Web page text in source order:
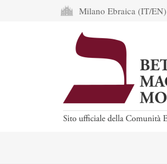
Milano Ebraica (IT/EN)